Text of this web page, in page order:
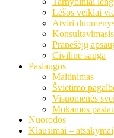
Lėšos veiklai
Atviri
Pranešėjų
Civilinė sauga
Paslaugos
Maitinimas
Švietimo
Visuomenės
Mokamos
Nuorodos
Klausimai – atsakymai